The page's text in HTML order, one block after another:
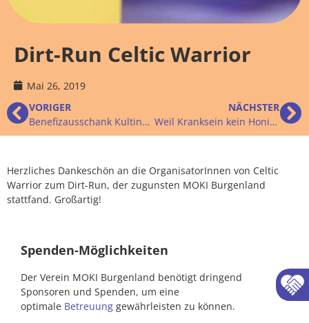
Dirt-Run Celtic Warrior
Mai 26, 2019
VORIGER
Benefizausschank Kultinarium 2019
NÄCHSTER
Weil Kranksein kein Honigschlecken ist
Herzliches Dankeschön an die OrganisatorInnen von Celtic
Warrior zum Dirt-Run, der zugunsten MOKI Burgenland
stattfand. Großartig!
Spenden-Möglichkeiten
Der Verein MOKI Burgenland benötigt dringend
Sponsoren und Spenden, um eine
optimale Betreuung gewährleisten zu können.